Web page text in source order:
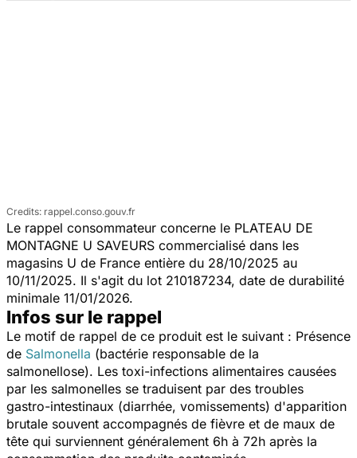
rappel.conso.gouv.fr
Le rappel consommateur concerne le PLATEAU DE
MONTAGNE U SAVEURS commercialisé dans les
magasins U de France entière du 28/10/2025 au
10/11/2025. Il s'agit du lot 210187234, date de durabilité
minimale 11/01/2026.
Infos sur le rappel
Le motif de rappel de ce produit est le suivant : Présence
de Salmonella (bactérie responsable de la
salmonellose). Les toxi-infections alimentaires causées
par les salmonelles se traduisent par des troubles
gastro-intestinaux (diarrhée, vomissements) d'apparition
brutale souvent accompagnés de fièvre et de maux de
tête qui surviennent généralement 6h à 72h après la